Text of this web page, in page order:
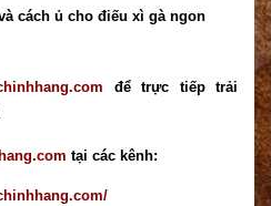
cách ủ cho điếu xì gà ngon
để trực tiếp trải
tại các kênh: